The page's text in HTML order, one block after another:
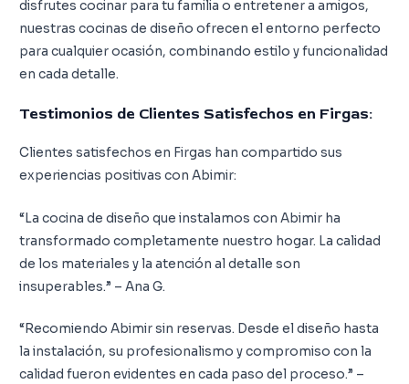
disfrutes cocinar para tu familia o entretener a amigos,
nuestras cocinas de diseño ofrecen el entorno perfecto
para cualquier ocasión, combinando estilo y funcionalidad
en cada detalle.
Testimonios de Clientes Satisfechos en Firgas:
Clientes satisfechos en Firgas han compartido sus
experiencias positivas con Abimir:
“La cocina de diseño que instalamos con Abimir ha
transformado completamente nuestro hogar. La calidad
de los materiales y la atención al detalle son
insuperables.” – Ana G.
“Recomiendo Abimir sin reservas. Desde el diseño hasta
la instalación, su profesionalismo y compromiso con la
calidad fueron evidentes en cada paso del proceso.” –